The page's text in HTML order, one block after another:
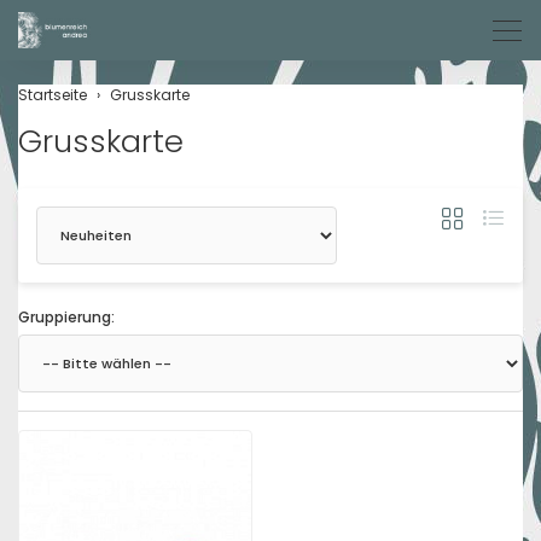
Startseite Grusskarte
Grusskarte
Sortierung
Gruppierung: